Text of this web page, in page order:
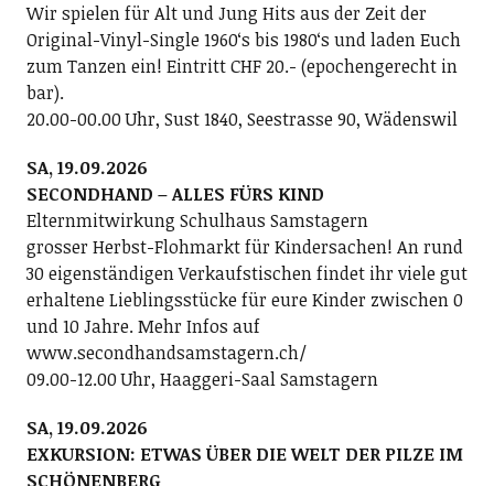
Wir spielen für Alt und Jung Hits aus der Zeit der
Original-Vinyl-Single 1960ʻs bis 1980ʻs und laden Euch
zum Tanzen ein! Eintritt CHF 20.- (epochengerecht in
bar).
20.00-00.00 Uhr, Sust 1840, Seestrasse 90, Wädenswil
SA, 19.09.2026
SECONDHAND – ALLES FÜRS KIND
Elternmitwirkung Schulhaus Samstagern
grosser Herbst-Flohmarkt für Kindersachen! An rund
30 eigenständigen Verkaufstischen findet ihr viele gut
erhaltene Lieblingsstücke für eure Kinder zwischen 0
und 10 Jahre. Mehr Infos auf
www.secondhandsamstagern.ch/
09.00-12.00 Uhr, Haaggeri-Saal Samstagern
SA, 19.09.2026
EXKURSION: ETWAS ÜBER DIE WELT DER PILZE IM
SCHÖNENBERG